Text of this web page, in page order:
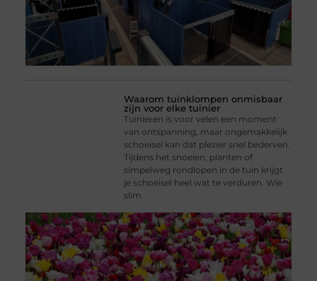
Waarom tuinklompen onmisbaar
zijn voor elke tuinier
Tuinieren is voor velen een moment
van ontspanning, maar ongemakkelijk
schoeisel kan dat plezier snel bederven.
Tijdens het snoeien, planten of
simpelweg rondlopen in de tuin krijgt
je schoeisel heel wat te verduren. Wie
slim